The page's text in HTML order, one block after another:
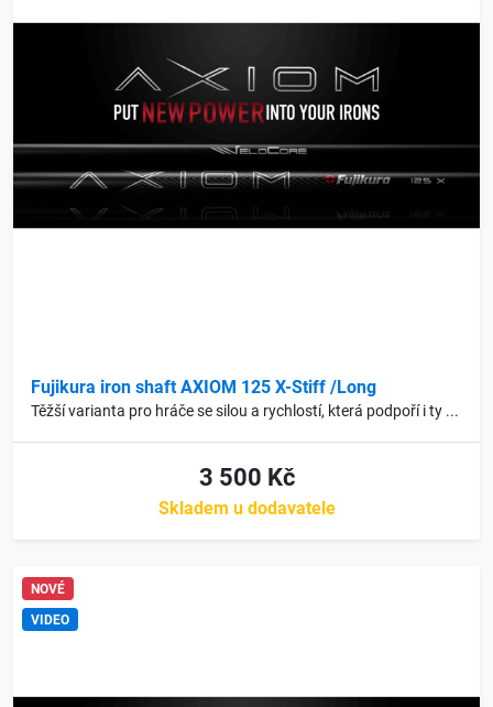
Fujikura iron shaft AXIOM 125 X-Stiff /Long
Těžší varianta pro hráče se silou a rychlostí, která podpoří i ty ...
3 500 Kč
Skladem u dodavatele
NOVÉ
VIDEO